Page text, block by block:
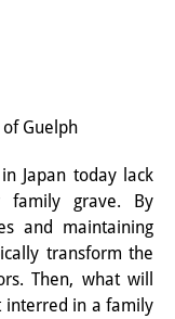
Guelph
Japan today lack
family grave. By
and maintaining
transform the
Then, what will
interred in a family